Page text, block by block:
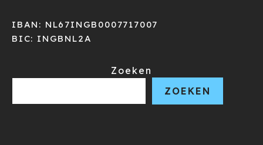
IBAN: NL67INGB0007717007
BIC: INGBNL2A
Zoeken
ZOEKEN